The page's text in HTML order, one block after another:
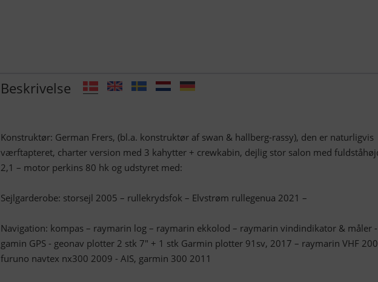
Beskrivelse
Konstruktør: German Frers, (bl.a. konstruktør af swan & hallberg-rassy), den er naturligvis
værftapteret, charter version med 3 kahytter + crewkabin, dejlig stor salon med
2,1 – motor perkins 80 hk og udstyret med:
Sejlgarderobe: storsejl 2005 – rullekrydsfok – Elvstrøm rullegenua 2021 –
Navigation: kompas – raymarin log – raymarin ekkolod – raymarin vindindikator & måler -
gamin GPS - geonav plotter 2 stk 7″ + 1 stk Garmin plotter 91sv, 2017 – raymarin VHF
furuno navtex nx300 2009 - AIS, garmin 300 2011